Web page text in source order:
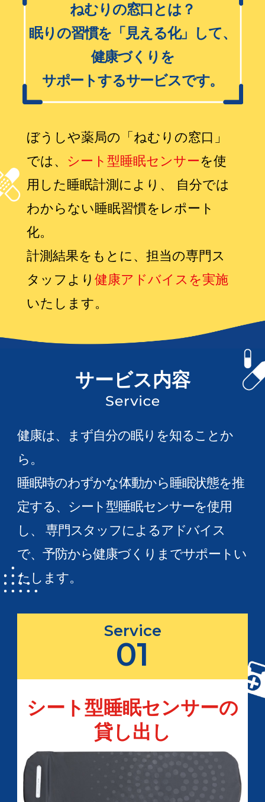
ねむりの窓口とは？
眠りの習慣を「見える化」して、
健康づくりを
サポートするサービスです。
ぼうしや薬局の「ねむりの窓口」
では、 シート型睡眠センサーを使
用した睡眠計測により、
自分では
わからない睡眠習慣をレポート
化。
計測結果をもとに、担当の専門ス
タッフより 健康アドバイスを実施
いたします。
サービス内容
健康は、まず自分の眠りを知ることか
ら。
睡眠時のわずかな体動から睡眠状態を推
定する、シート型睡眠センサーを使用
し、
専門スタッフによるアドバイス
で、予防から健康づくりまでサポートい
たします。
Service
01
シート型睡眠センサーの
貸し出し